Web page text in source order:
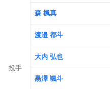
投手
森 楓真
渡邉 都斗
大内 弘也
黒澤 颯斗